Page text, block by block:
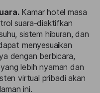
Kamar hotel masa
suara-diaktifkan
sistem hiburan, dan
menyesuaikan
dengan berbicara,
lebih nyaman dan
virtual pribadi akan
ini.